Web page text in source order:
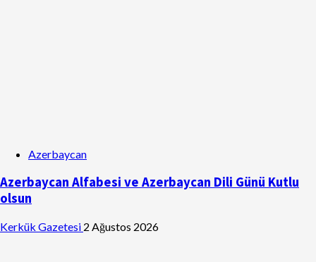
Azerbaycan
Azerbaycan Alfabesi ve Azerbaycan Dili Günü Kutlu
olsun
Kerkük Gazetesi 2 Ağustos 2026